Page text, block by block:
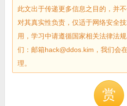
此文出于传递更多信息之目的，并
对其真实性负责，仅适于网络安全
用，学习中请遵循国家相关法律法
们：邮箱hack@ddos.kim，我们会
理。
赏